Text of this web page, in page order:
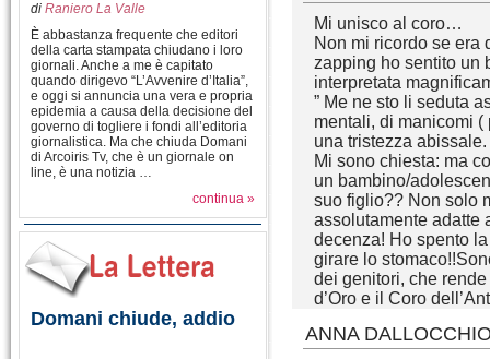
di Raniero La Valle
È abbastanza frequente che editori
della carta stampata chiudano i loro
giornali. Anche a me è capitato
quando dirigevo “L’Avvenire d’Italia”,
e oggi si annuncia una vera e propria
epidemia a causa della decisione del
governo di togliere i fondi all’editoria
giornalistica. Ma che chiuda Domani
di Arcoiris Tv, che è un giornale on
line, è una notizia …
continua »
Domani chiude, addio
Mi unisco al coro…
Non mi ricordo se era
zapping ho sentito un
interpretata
” Me ne sto li seduta
mentali, di manicomi
una tristezza abissale.
Mi sono chiesta: ma
un bambino/
suo figlio?? Non solo
assolutamente adatte
decenza! Ho spento
girare lo
dei genitori, che
d’Oro e il Coro
ANNA